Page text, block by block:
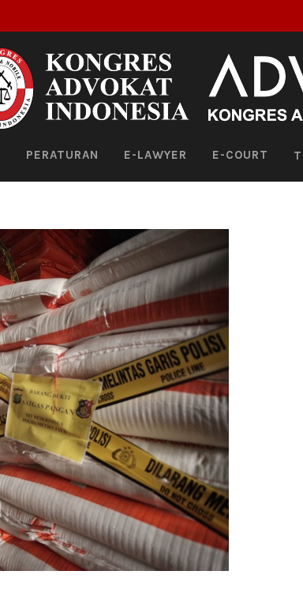
PERATURAN E-LAWYER E-COURT